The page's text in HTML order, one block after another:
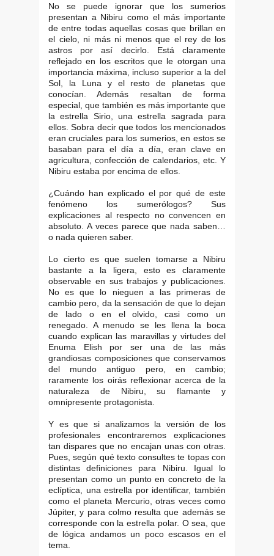
No se puede ignorar que los sumerios
presentan a Nibiru como el más importante
de entre todas aquellas cosas que brillan en
el cielo, ni más ni menos que el rey de los
astros por así decirlo. Está claramente
reflejado en los escritos que le otorgan una
importancia máxima, incluso superior a la del
Sol, la Luna y el resto de planetas que
conocían. Además resaltan de forma
especial, que también es más importante que
la estrella Sirio, una estrella sagrada para
ellos. Sobra decir que todos los mencionados
eran cruciales para los sumerios, en estos se
basaban para el día a día, eran clave en
agricultura, confección de calendarios, etc. Y
Nibiru estaba por encima de ellos.
¿Cuándo han explicado el por qué de este
fenómeno los sumerólogos? Sus
explicaciones al respecto no convencen en
absoluto. A veces parece que nada saben…
o nada quieren saber.
Lo cierto es que suelen tomarse a Nibiru
bastante a la ligera, esto es claramente
observable en sus trabajos y publicaciones.
No es que lo nieguen a las primeras de
cambio pero, da la sensación de que lo dejan
de lado o en el olvido, casi como un
renegado. A menudo se les llena la boca
cuando explican las maravillas y virtudes del
Enuma Elish por ser una de las más
grandiosas composiciones que conservamos
del mundo antiguo pero, en cambio;
raramente los oirás reflexionar acerca de la
naturaleza de Nibiru, su flamante y
omnipresente protagonista.
Y es que si analizamos la versión de los
profesionales encontraremos explicaciones
tan dispares que no encajan unas con otras.
Pues, según qué texto consultes te topas con
distintas definiciones para Nibiru. Igual lo
presentan como un punto en concreto de la
eclíptica, una estrella por identificar, también
como el planeta Mercurio, otras veces como
Júpiter, y para colmo resulta que además se
corresponde con la estrella polar. O sea, que
de lógica andamos un poco escasos en el
tema.